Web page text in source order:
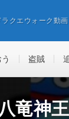
ラクエウォーク動
盗賊
竜神